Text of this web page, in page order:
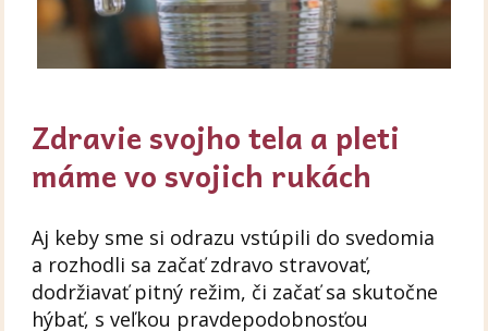
Zdravie svojho tela a pleti
máme vo svojich rukách
Aj keby sme si odrazu vstúpili do svedomia
a rozhodli sa začať zdravo stravovať,
dodržiavať pitný režim, či začať sa skutočne
hýbať, s veľkou pravdepodobnosťou